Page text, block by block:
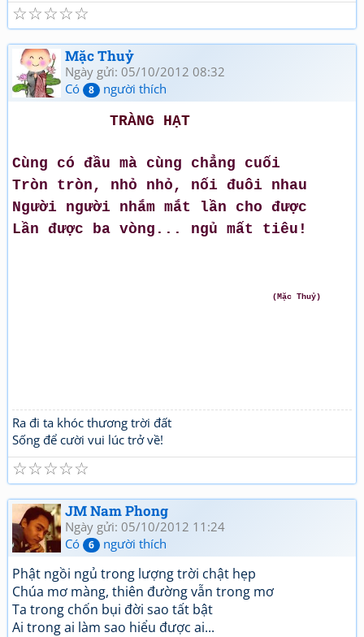
<table><tbody><tr><td><a
href="http://www.thivien.net/forum_viewtopic.php?
UID=1nPi_YLwNjj6jqJJ5OtTPg"><font color="red"><b>Thơ
Đặng Vô Thường Thơ mới - tập 1</b></font></a></td></tr>
</tbody></table>
☆
☆
☆
☆
☆
Mặc Thuỷ
Ngày gửi: 05/10/2012 08:32
Có
8
người thích
TRÀNG HẠT
Cùng có đầu mà cùng chẳng cuối
Tròn tròn, nhỏ nhỏ, nối đuôi nhau
Người người nhắm mắt lần cho được
Lần được ba vòng... ngủ mất tiêu!
(Mặc Thuỷ)
Ra đi ta khóc thương trời đất
Sống để cười vui lúc trở về!
☆
☆
☆
☆
☆
JM Nam Phong
Ngày gửi: 05/10/2012 11:24
Có
6 người thích
Phật ngồi ngủ trong lượng trời chật hẹp
Chúa mơ màng, thiên đường vẫn trong mơ
Ta trong chốn bụi đời sao tất bật
Ai trong ai làm sao hiểu được ai...